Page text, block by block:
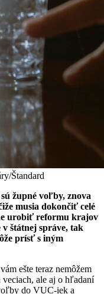
Štandard
župné voľby, znova
musia dokončiť celé
urobiť reformu krajov
štátnej správe, tak
prísť s iným
ešte teraz nemôžem
ale aj o hľadaní
do VUC-iek a